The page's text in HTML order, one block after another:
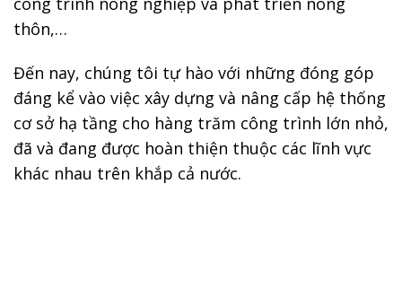
thôn,…
Đến nay, chúng tôi tự hào với những đóng góp
đáng kể vào việc xây dựng và nâng cấp hệ thống
cơ sở hạ tầng cho hàng trăm công trình lớn nhỏ,
đã và đang được hoàn thiện thuộc các lĩnh vực
khác nhau trên khắp cả nước.